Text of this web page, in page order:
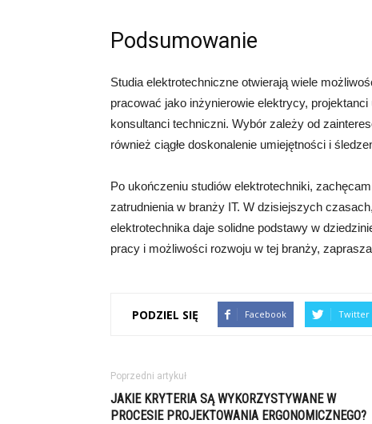
Podsumowanie
Studia elektrotechniczne otwierają wiele
pracować jako inżynierowie elektrycy,
konsultanci techniczni. Wybór zależy od
również ciągłe doskonalenie umiejętności i
Po ukończeniu studiów elektrotechniki,
zatrudnienia w branży IT. W dzisiejszych
elektrotechnika daje solidne podstawy w
pracy i możliwości rozwoju w tej branży,
PODZIEL SIĘ Facebook Twitter
Poprzedni artykuł
JAKIE KRYTERIA SĄ WYKORZYSTYWANE W
PROCESIE PROJEKTOWANIA ERGONOMICZNEGO?